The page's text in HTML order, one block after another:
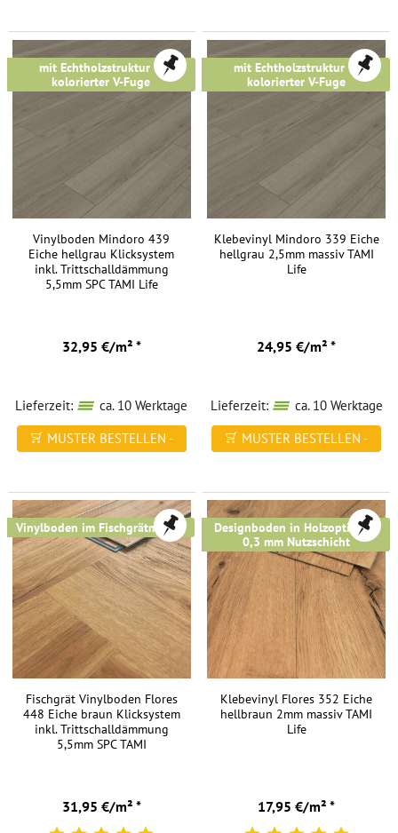
mit Echtholzstruktur &
kolorierter V-Fuge
Vinylboden Mindoro 439
Eiche hellgrau Klicksystem
inkl. Trittschalldämmung
5,5mm SPC TAMI Life
32,95 €/m² *
Lieferzeit:
ca. 10 Werktage
MUSTER BESTELLEN -
mit Echtholzstruktur &
kolorierter V-Fuge
Klebevinyl Mindoro 339 Eiche
hellgrau 2,5mm massiv TAMI
Life
24,95 €/m² *
Lieferzeit:
ca. 10 Werktage
MUSTER BESTELLEN -
Vinylboden im Fischgrätmuster
Fischgrät Vinylboden Flores
448 Eiche braun Klicksystem
inkl. Trittschalldämmung
5,5mm SPC TAMI
31,95 €/m² *
Designboden in Holzoptik mit
0,3 mm Nutzschicht
Klebevinyl Flores 352 Eiche
hellbraun 2mm massiv TAMI
Life
17,95 €/m² *